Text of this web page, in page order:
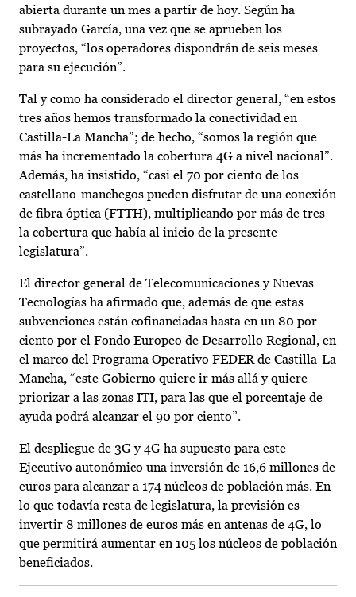
abierta durante un mes a partir de hoy. Según ha
subrayado García, una vez que se aprueben los
proyectos, “los operadores dispondrán de seis meses
para su ejecución”.
Tal y como ha considerado el director general, “en estos
tres años hemos transformado la conectividad en
Castilla-La Mancha”; de hecho, “somos la región que
más ha incrementado la cobertura 4G a nivel nacional”.
Además, ha insistido, “casi el 70 por ciento de los
castellano-manchegos pueden disfrutar de una conexión
de fibra óptica (FTTH), multiplicando por más de tres
la cobertura que había al inicio de la presente
legislatura”.
El director general de Telecomunicaciones y Nuevas
Tecnologías ha afirmado que, además de que estas
subvenciones están cofinanciadas hasta en un 80 por
ciento por el Fondo Europeo de Desarrollo Regional, en
el marco del Programa Operativo FEDER de Castilla-La
Mancha, “este Gobierno quiere ir más allá y quiere
priorizar a las zonas ITI, para las que el porcentaje de
ayuda podrá alcanzar el 90 por ciento”.
El despliegue de 3G y 4G ha supuesto para este
Ejecutivo autonómico una inversión de 16,6 millones de
euros para alcanzar a 174 núcleos de población más. En
lo que todavía resta de legislatura, la previsión es
invertir 8 millones de euros más en antenas de 4G, lo
que permitirá aumentar en 105 los núcleos de población
beneficiados.